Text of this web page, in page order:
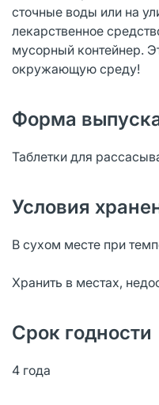
сточные воды или на
лекарственное
мусорный контейнер.
окружающую среду!
Форма
Таблетки для
Условия
В сухом месте при
Хранить в местах,
Срок годности
4 года